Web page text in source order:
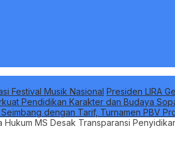
Festival Musik Nasional Presiden LIRA
Pendidikan Karakter dan Budaya
dengan Tarif, Turnamen PBV
MS Desak Transparansi